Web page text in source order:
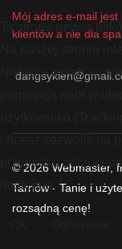
Mój adres e-mail
klientów a nie dla
© 2026 Webmaster,
Tarnów - Tanie i
rozsądną cenę!
Ta strona używa
Niektóre z nich są
przypadku
dostępne.